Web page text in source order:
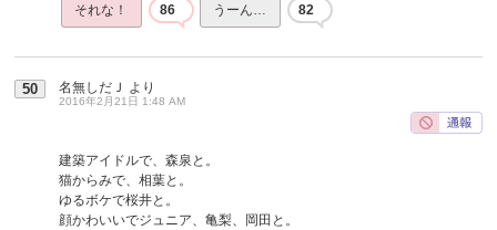
それな！ 86 うーん… 82
50 名無しだＪ より
2016年2月21日 1:48 AM
建築アイドルで、森泉と。
猫からみで、相葉と。
ゆるボケで桜井と。
顔かわいいでジュニア、亀梨、岡田と。